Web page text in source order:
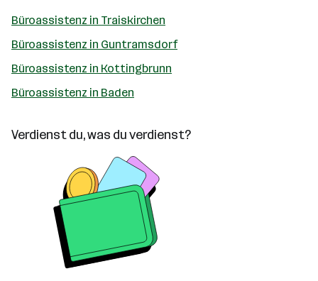
Büroassistenz in Traiskirchen
Büroassistenz in Guntramsdorf
Büroassistenz in Kottingbrunn
Büroassistenz in Baden
Verdienst du, was du verdienst?